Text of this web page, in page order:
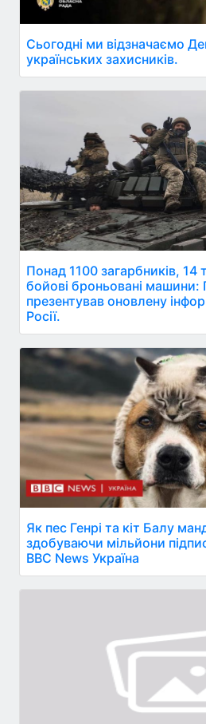
Сьогодні ми відзначаємо
українських захисників.
Понад 1100 загарбників, 14
бойові броньовані машини:
презентував оновлену
Росії.
Як пес Генрі та кіт Балу
здобуваючи мільйони
BBC News Україна